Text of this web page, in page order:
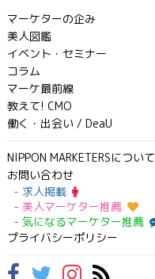
マーケターの企み
美人図鑑
イベント・セミナー
コラム
マーケ最前線
教えて! CMO
働く・出会い / DeaU
NIPPON MARKETERSについて
お問い合わせ
求人掲載
美人マーケター推薦
気になるマーケター推薦
プライバシーポリシー